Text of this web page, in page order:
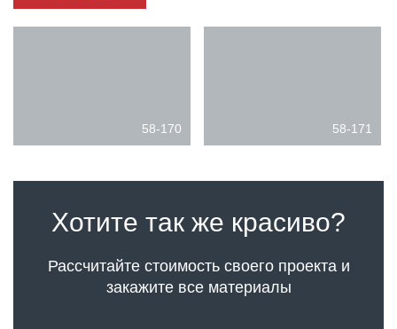
58-170 58-171
Хотите так же красиво?
Рассчитайте стоимость своего проектаи
закажите все материалы